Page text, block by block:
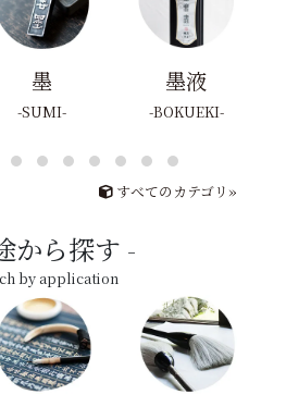
墨
SUMI
墨液
BOKUEKI
すべてのカテゴリ»
から探す
by application